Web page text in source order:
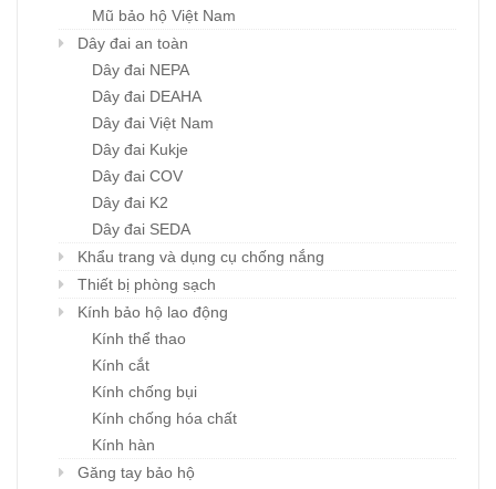
Mũ bảo hộ Việt Nam
Dây đai an toàn
Dây đai NEPA
Dây đai DEAHA
Dây đai Việt Nam
Dây đai Kukje
Dây đai COV
Dây đai K2
Dây đai SEDA
Khẩu trang và dụng cụ chống nắng
Thiết bị phòng sạch
Kính bảo hộ lao động
Kính thể thao
Kính cắt
Kính chống bụi
Kính chống hóa chất
Kính hàn
Găng tay bảo hộ